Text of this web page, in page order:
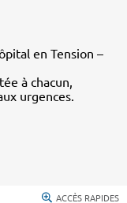
en Tension –
à chacun,
urgences.
ACCÈS RAPIDES